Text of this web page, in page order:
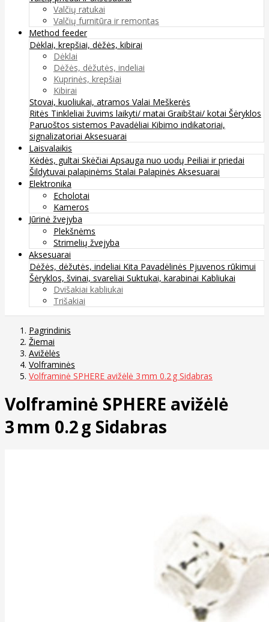
Valčių ratukai
Valčių furnitūra ir remontas
Method feeder
Dėklai, krepšiai, dėžės, kibirai
Dėklai
Dėžės, dėžutės, indeliai
Kuprinės, krepšiai
Kibirai
Stovai, kuoliukai, atramos Valai Meškerės
Ritės Tinkleliai žuvims laikyti/ matai Graibštai/ kotai Šėryklos
Paruoštos sistemos Pavadėliai Kibimo indikatoriai,
signalizatoriai Aksesuarai
Laisvalaikis
Kėdės, gultai Skėčiai Apsauga nuo uodų Peiliai ir priedai
Šildytuvai palapinėms Stalai Palapinės Aksesuarai
Elektronika
Echolotai
Kameros
Jūrinė žvejyba
Plekšnėms
Strimelių žvejyba
Aksesuarai
Dėžės, dėžutės, indeliai Kita Pavadėlinės Pjuvenos rūkimui
Šėryklos, švinai, svareliai Suktukai, karabinai Kabliukai
Dvišakiai kabliukai
Trišakiai
Pagrindinis
Žiemai
Avižėlės
Volframinės
Volframinė SPHERE avižėlė 3 mm 0.2 g Sidabras
Volframinė SPHERE avižėlė
3 mm 0.2 g Sidabras